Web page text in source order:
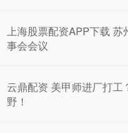
上海股票配资APP下载
事会会议
云鼎配资 美甲师进厂打工
野！